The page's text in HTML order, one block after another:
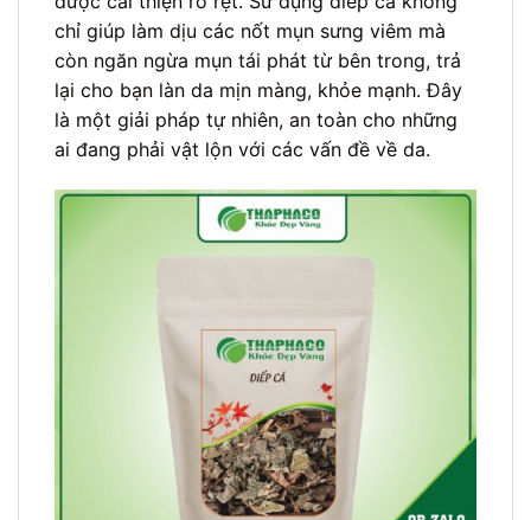
chỉ giúp làm dịu các nốt mụn sưng viêm mà
còn ngăn ngừa mụn tái phát từ bên trong, trả
lại cho bạn làn da mịn màng, khỏe mạnh. Đây
là một giải pháp tự nhiên, an toàn cho những
ai đang phải vật lộn với các vấn đề về da.